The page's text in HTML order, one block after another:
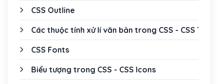
CSS Outline
Các thuộc tính xử lí văn bản trong CSS - CSS Text
CSS Fonts
Biểu tượng trong CSS - CSS Icons